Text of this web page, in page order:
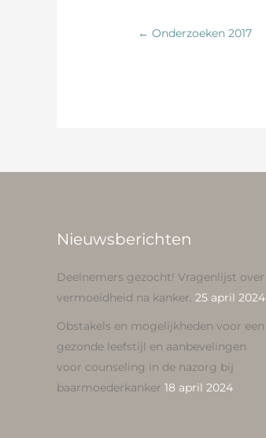
← Onderzoeken 2017
Nieuwsberichten
Deelnemers gezocht! Vragenlijst over
vermoeidheid na kanker. 25 april 2024
Obstakels en mogelijkheden voor een
gezonde leefstijl en aanbevelingen
voor counseling in de nazorg bij
baarmoederkanker 18 april 2024